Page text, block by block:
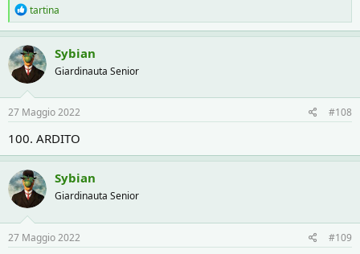
R
e
a
c
t
i
o
n
s
:
tartina
Sybian
Giardinauta Senior
27 Maggio 2022 #108
100. ARDITO
Sybian
Giardinauta Senior
27 Maggio 2022 #109